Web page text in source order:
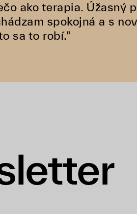
ako terapia. Úžasný
spokojná a s
sa to robí."